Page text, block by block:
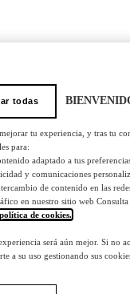
todas
tu experiencia, y tras tu
para:
adaptado a tus
y comunicaciones
de contenido en las
en nuestro sitio web
de cookies.
será aún mejor. Si no
a su uso gestionando sus